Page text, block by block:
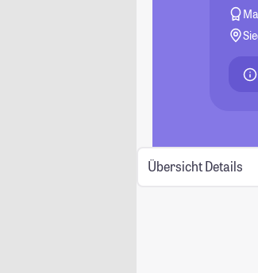
Übersicht Details